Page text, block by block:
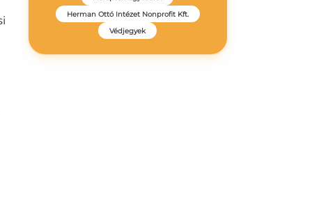
Herman Ottó Intézet Nonprofit Kft.
Védjegyek